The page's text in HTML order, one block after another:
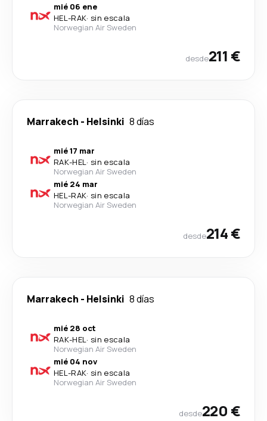
mié 06 ene
HEL-RAK· sin escala
Norwegian Air Sweden
desde211 €
Marrakech - Helsinki 8 días
mié 17 mar
RAK-HEL· sin escala
Norwegian Air Sweden
mié 24 mar
HEL-RAK· sin escala
Norwegian Air Sweden
desde214 €
Marrakech - Helsinki 8 días
mié 28 oct
RAK-HEL· sin escala
Norwegian Air Sweden
mié 04 nov
HEL-RAK· sin escala
Norwegian Air Sweden
desde220 €